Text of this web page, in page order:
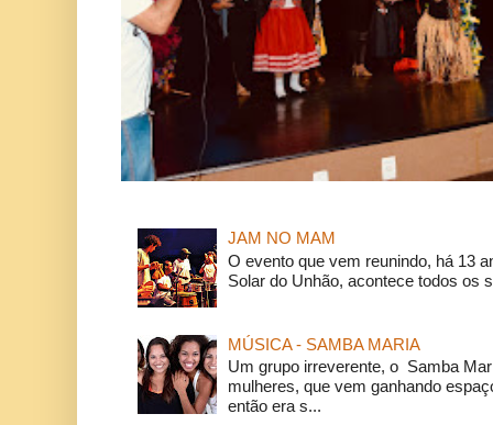
JAM NO MAM
O evento que vem reunindo, há 13
Solar do Unhão, acontece todos os
MÚSICA - SAMBA MARIA
Um grupo irreverente, o Samba
mulheres, que vem ganhando
então era s...